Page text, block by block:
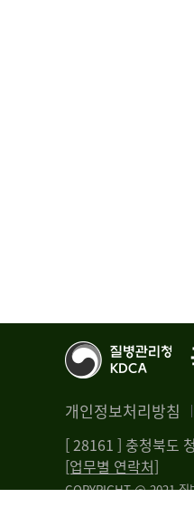
개인정보처리방침
[ 28161 ] 충청북도
[업무별 연락처]
COPYRIGHT @ 2021 질